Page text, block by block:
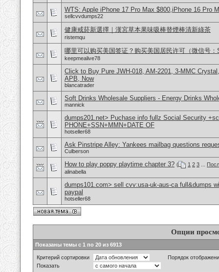
WTS: Apple iPhone 17 Pro Max $800,iPhone 16 Pro
sellcvvdumps22
健康戒菸新選擇｜漢宮草本果味吸棒替煙棒清新綠茶
ristemqu
哪里可以购买美国签证？购买美国居民许可（微信号：
keepmealive78
Click to Buy Pure JWH-018, AM-2201, 3-MMC
APB, Now
blancatrader
Soft Drinks Wholesale Suppliers - Energy Drinks
mannick
dumps201.net> Puchase info fullz Social Security
PHONE+SSN+MMN+DATE OF
hotseller68
Ask Pinstripe Alley: Yankees mailbag questions
Culberson
How to play poppy playtime chapter 3? ( 1 2 3
alinabella
dumps101.com> sell cvv:usa-uk-aus-ca full&dumps
paypal
hotseller68
Опции
Показаны темы с 1 по 20 из 6913
Критерий сортировки
Порядок
Показать